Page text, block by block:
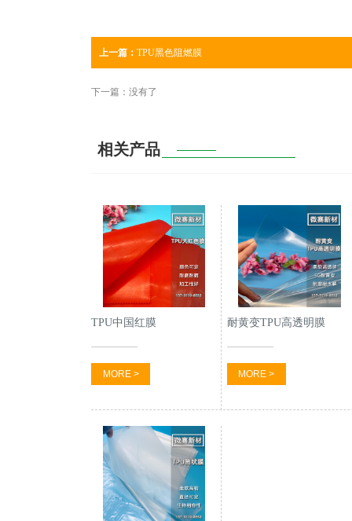
上一篇：TPU黑色阻燃膜
下一篇：没有了
相关产品
TPU中国红膜
MORE >
耐黄变TPU高透明膜
MORE >